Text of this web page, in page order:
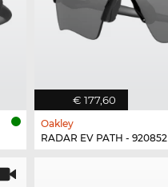
€ 177,60
Oakley
RADAR EV PATH - 920852